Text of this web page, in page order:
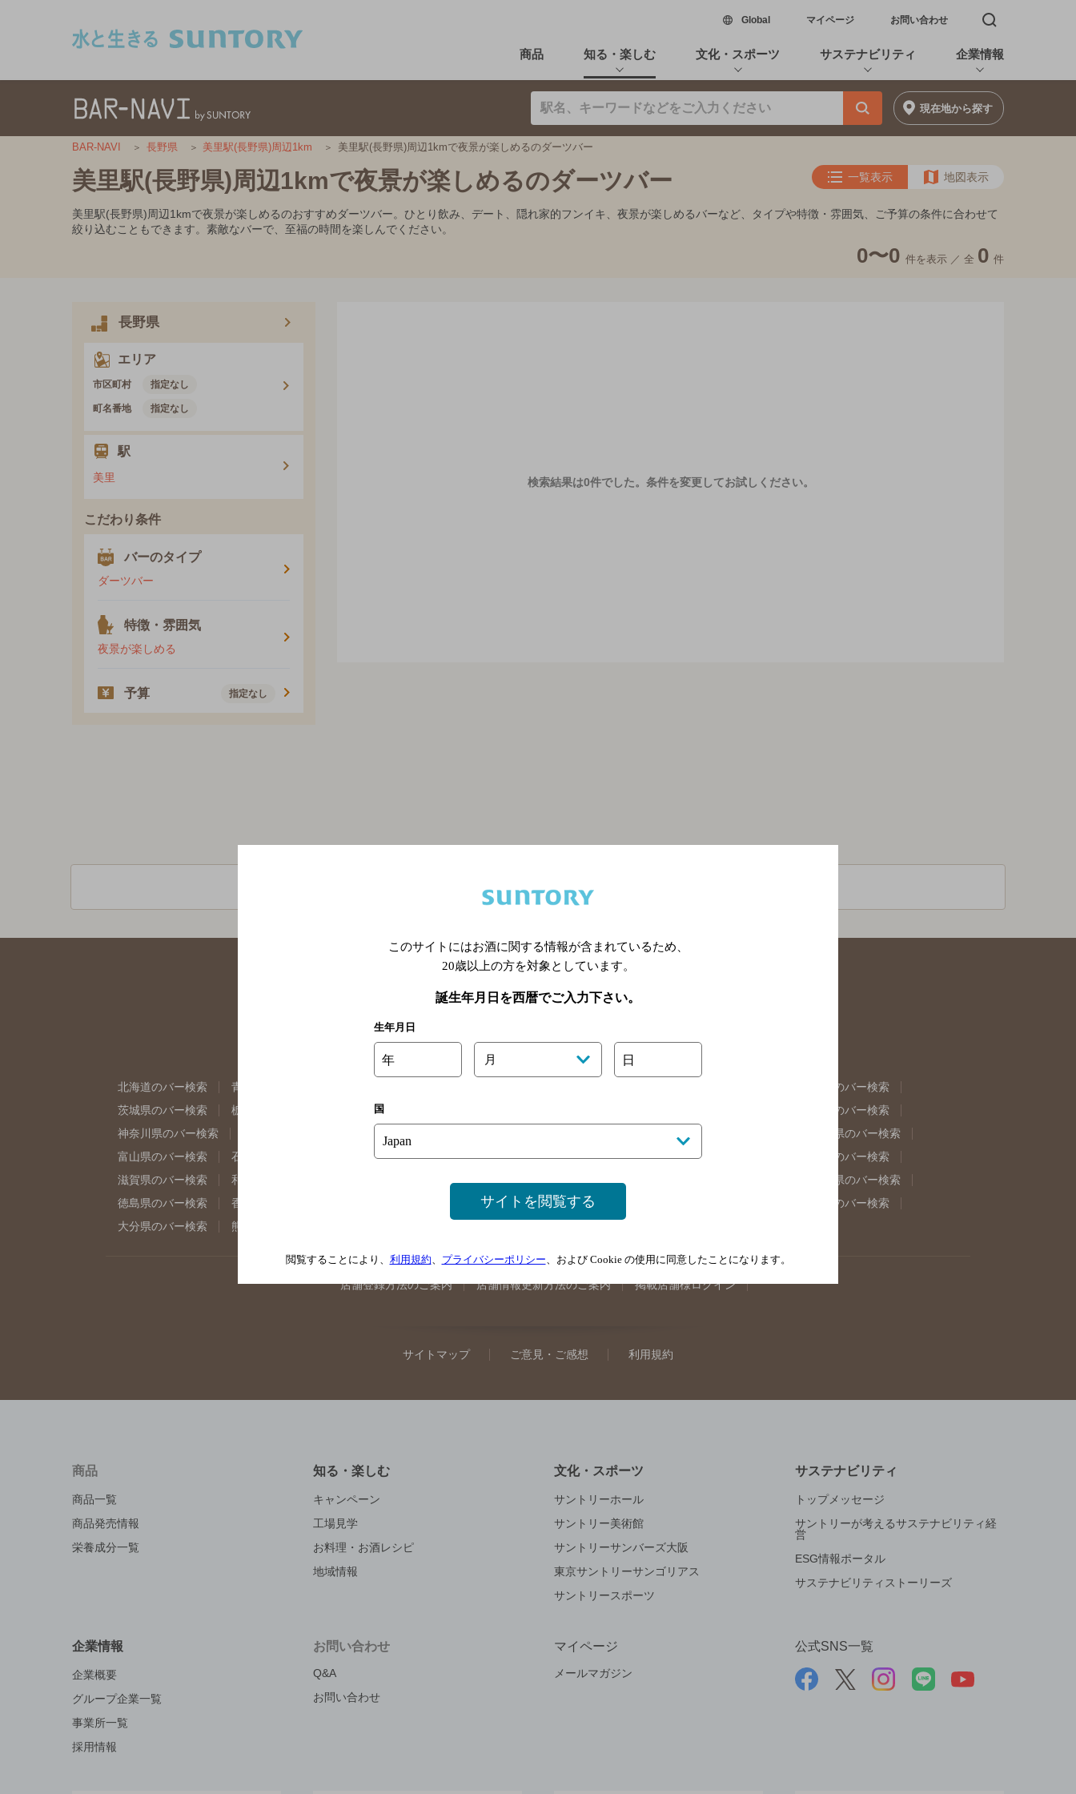
Global新しいウィンドウで開く
マイページ お問い合わせ 検索窓を開く
商品 知る・楽しむ 文化・スポーツ サステナビリティ 企業情報
現在地から探す
BAR-NAVI 長野県 美里駅(長野県)周辺1km 美里駅(長野県)周辺1kmで夜景が楽しめるのダーツバー
美里駅(長野県)周辺1kmで夜景が楽しめるのダーツバー 一覧表示 地図表示
美里駅(長野県)周辺1kmで夜景が楽しめるのおすすめダーツバー。ひとり飲み、デート、隠れ家的フンイキ、夜景が楽しめるバーなど、タイプや特徴・雰囲気、ご予算の条件に合わせて
絞り込むこともできます。素敵なバーで、至福の時間を楽しんでください。
0〜0 件を表示 ／ 全 0 件
長野県
エリア
市区町村 指定なし
町名番地 指定なし
駅
美里
こだわり条件
バーのタイプ
ダーツバー
特徴・雰囲気
夜景が楽しめる
予算 指定なし
検索結果は0件でした。 条件を変更してお試しください。
関連ページ
北海道のバー検索 青森県のバー検索
福島県のバー検索
茨城県のバー検索
栃木県のバー検索 群馬県のバー検索
東京都のバー検索
神奈川県のバー検索
埼玉県のバー検索
岐阜県のバー検索
富山県のバー検索
石川県のバー検索 福井県のバー検索 大阪府のバー検索 京都府のバー検索 兵庫県のバー検索
奈良県のバー検索
滋賀県のバー検索
和歌山県のバー検索 岡山県のバー検索 山口県のバー検索
島根県のバー検索
徳島県のバー検索
香川県のバー検索 高知県のバー検索 福岡県のバー検索
佐賀県のバー検索
大分県のバー検索
熊本県のバー検索
店舗登録方法のご案内 店舗情報更新方法のご案内 掲載店舗様ログイン
サイトマップ ご意見・ご感想 利用規約
商品
商品一覧
商品発売情報
栄養成分一覧
知る・楽しむ
キャンペーン
工場見学
お料理・お酒レシピ
地域情報
文化・スポーツ
サントリーホール
サントリー美術館
サントリーサンバーズ大阪
東京サントリーサンゴリアス
サントリースポーツ
サステナビリティ
トップメッセージ
サントリーが考えるサステナビリティ経
営
ESG情報ポータル
サステナビリティストーリーズ
企業情報
企業概要
グループ企業一覧
事業所一覧
採用情報
お問い合わせ
Q&A
お問い合わせ
マイページ
メールマガジン
公式SNS一覧
このサイトにはお酒に関する情報が含まれているため、
20歳以上の方を対象としています。
誕生年月日を西暦でご入力下さい。
生年月日
年 月 日
国
サイトを閲覧する
閲覧することにより、 利用規約、 プライバシーポリシー、および Cookie の使用に同意したことになります。